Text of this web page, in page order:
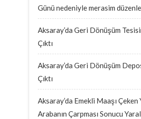
Günü nedeniyle merasim
Aksaray’da Geri Dönüşüm
Çıktı
Aksaray’da Geri Dönüşüm
Çıktı
Aksaray’da Emekli Maaşı Çeken
Arabanın Çarpması Sonucu